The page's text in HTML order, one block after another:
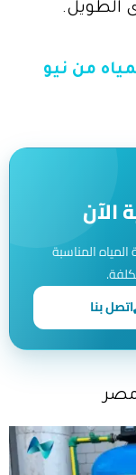
الطويل.
من نيو
الآن
المناسبة
اتصل بنا
مصر